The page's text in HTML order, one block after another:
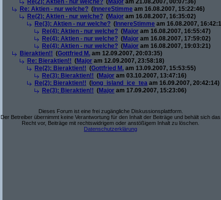
Re(2): Aktien - nur welche? (Major am 21.08.2007, 00:07:36)
Re: Aktien - nur welche? ( InnereStimme am 16.08.2007, 15:22:46)
Re(2): Aktien - nur welche? (Major am 16.08.2007, 16:35:02)
Re(3): Aktien - nur welche? ( InnereStimme am 16.08.2007,
Re(4): Aktien - nur welche? (Major am 16.08.2007, 16:55:47)
Re(4): Aktien - nur welche? (Major am 16.08.2007, 17:59:02)
Re(4): Aktien - nur welche? (Major am 16.08.2007, 19:03:21)
Bieraktien!! (Gottfried M. am 12.09.2007, 20:03:35)
Re: Bieraktien!! (Major am 12.09.2007, 23:58:18)
Re(2): Bieraktien!! (Gottfried M. am 13.09.2007, 15:53:55)
Re(3): Bieraktien!! (Major am 03.10.2007, 13:47:16)
Re(2): Bieraktien!! ( long_island_ice_tea am 16.09.2007, 20:42:14)
Re(3): Bieraktien!! (Major am 17.09.2007, 15:23:06)
Dieses Forum ist eine frei zugängliche Diskussionsplattform.
Der Betreiber übernimmt keine Verantwortung für den Inhalt der Beiträge und behält sich das
Recht vor, Beiträge mit rechtswidrigem oder anstößigem Inhalt zu löschen.
Datenschutzerklärung